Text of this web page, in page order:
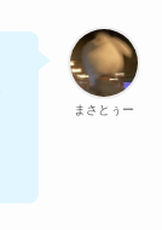
まさとぅー